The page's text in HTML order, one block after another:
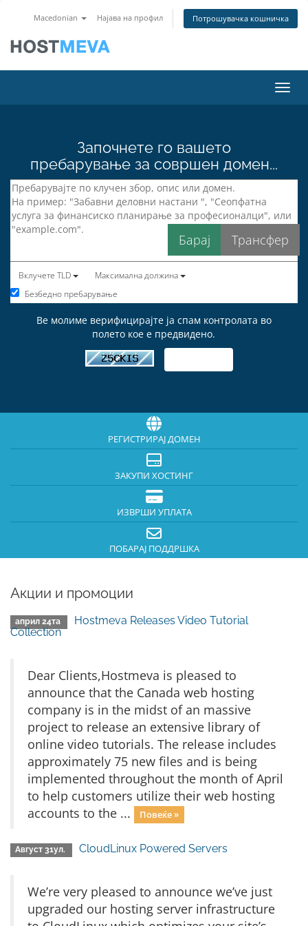
Macedonian Најава на профил Потрошувачка кошничка
Започнете го вашето
пребарување за совршен домен...
Вклучете TLD
Максимална должина
Безбедно пребарување
Ве молиме верифицирајте ја спам контролата во
полето кое е предвидено.
РЕГИСТРИРАЈ ДОМЕН
ЗАКУПИ ХОСТИНГ
ИЗВРШИ УПЛАТА
ПОБАРАЈ ПОДДРШКА
Акции и промоции
април 24та
Hostmeva Releases Video Tutorial
Collection
Dear Clients,Hostmeva is pleased to
announce that the Canada web hosting
company is in the midst of an massive
project to release an extensive library of
online video tutorials. The release includes
approximately 75 new files and is being
implemented throughout the month of April
to help customers utilize their web hosting
accounts to the ...
Повеќе »
Август 31ул. CloudLinux Powered Servers
We’re very pleased to announce we’ve just
upgraded our hosting server infrastructure